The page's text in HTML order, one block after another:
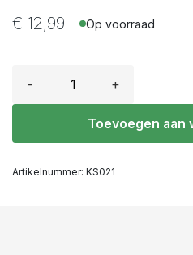
€ 12,99 Op voorraad
- +
Toevoegen aan
Artikelnummer: KS021